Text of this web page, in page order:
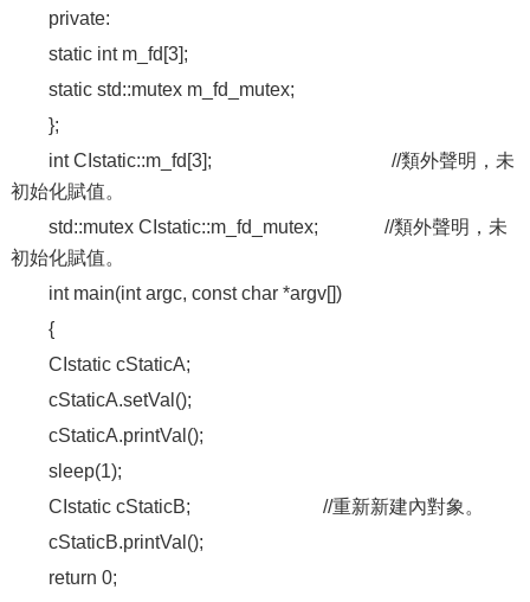
private:
static int m_fd[3];
static std::mutex m_fd_mutex;
};
int CIstatic::m_fd[3]; //類外聲明，未
初始化賦值。
std::mutex CIstatic::m_fd_mutex; //類外聲明，未
初始化賦值。
int main(int argc, const char *argv[])
{
CIstatic cStaticA;
cStaticA.setVal();
cStaticA.printVal();
sleep(1);
CIstatic cStaticB; //重新新建內對象。
cStaticB.printVal();
return 0;